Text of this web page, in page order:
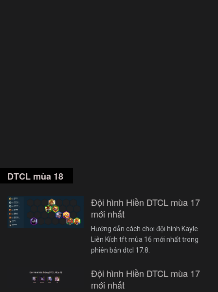
DTCL mùa 18
Đội hình Hiền DTCL mùa 17
mới nhất
Hướng dẫn cách chơi đội hình Kayle
Liên Kích tft mùa 16 mới nhất trong
phiên bản dtcl 17.8.
Đội hình Hiền DTCL mùa 17
mới nhất